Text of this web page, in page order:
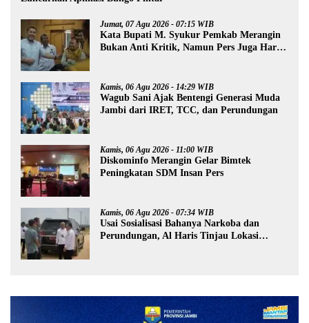
Jumat, 07 Agu 2026 - 07:15 WIB
Kata Bupati M. Syukur Pemkab Merangin
Bukan Anti Kritik, Namun Pers Juga Harus
Kamis, 06 Agu 2026 - 14:29 WIB
Wagub Sani Ajak Bentengi Generasi Muda
Jambi dari IRET, TCC, dan Perundungan
Kamis, 06 Agu 2026 - 11:00 WIB
Diskominfo Merangin Gelar Bimtek
Peningkatan SDM Insan Pers
Kamis, 06 Agu 2026 - 07:34 WIB
Usai Sosialisasi Bahanya Narkoba dan
Perundungan, Al Haris Tinjau Lokasi